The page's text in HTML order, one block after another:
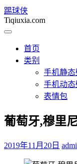
踢球侠
Tiqiuxia.com
首页
类别
手机静
手机动
表情包
葡萄牙,穆里
2019年11月20日